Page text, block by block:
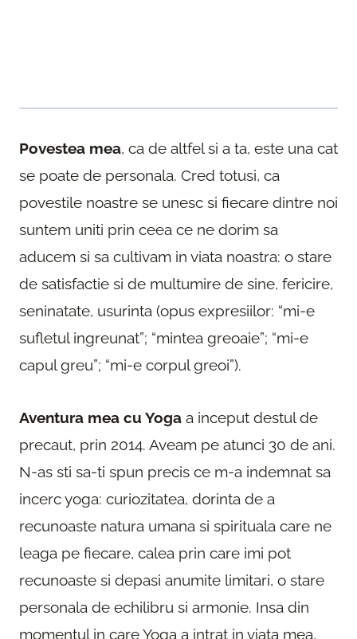
Povestea mea, ca de altfel si a ta, este una cat
se poate de personala. Cred totusi, ca
povestile noastre se unesc si fiecare dintre noi
suntem uniti prin ceea ce ne dorim sa
aducem si sa cultivam in viata noastra: o stare
de satisfactie si de multumire de sine, fericire,
seninatate, usurinta (opus expresiilor: “mi-e
sufletul ingreunat”; “mintea greoaie”; “mi-e
capul greu”; “mi-e corpul greoi”).
Aventura mea cu Yoga a inceput destul de
precaut, prin 2014. Aveam pe atunci 30 de ani.
N-as sti sa-ti spun precis ce m-a indemnat sa
incerc yoga: curiozitatea, dorinta de a
recunoaste natura umana si spirituala care ne
leaga pe fiecare, calea prin care imi pot
recunoaste si depasi anumite limitari, o stare
personala de echilibru si armonie. Insa din
momentul in care Yoga a intrat in viata mea,